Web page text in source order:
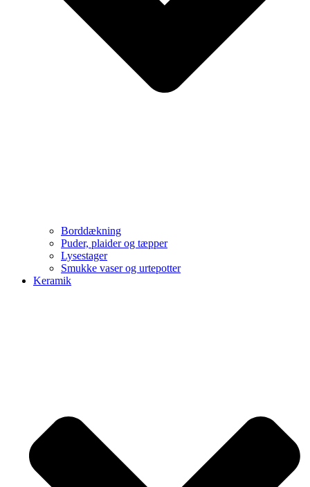
Borddækning
Puder, plaider og tæpper
Lysestager
Smukke vaser og urtepotter
Keramik